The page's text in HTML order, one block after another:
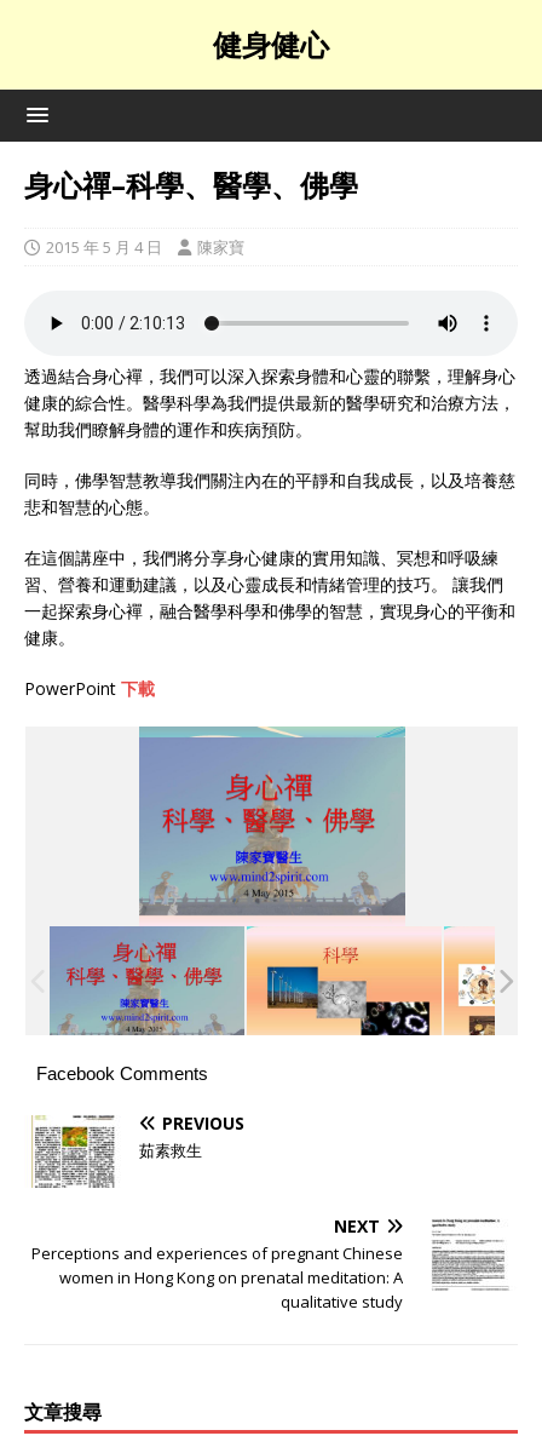
健身健心
身心禪–科學、醫學、佛學
2015 年 5 月 4 日 陳家寶
透過結合身心襌，我們可以深入探索身體和心靈的聯繫，理解身心
健康的綜合性。醫學科學為我們提供最新的醫學研究和治療方法，
幫助我們瞭解身體的運作和疾病預防。
同時，佛學智慧教導我們關注內在的平靜和自我成長，以及培養慈
悲和智慧的心態。
在這個講座中，我們將分享身心健康的實用知識、冥想和呼吸練
習、營養和運動建議，以及心靈成長和情緒管理的技巧。 讓我們
一起探索身心襌，融合醫學科學和佛學的智慧，實現身心的平衡和
健康。
PowerPoint 下載
Facebook Comments
PREVIOUS
茹素救生
NEXT
Perceptions and experiences of pregnant Chinese
women in Hong Kong on prenatal meditation: A
qualitative study
文章搜尋